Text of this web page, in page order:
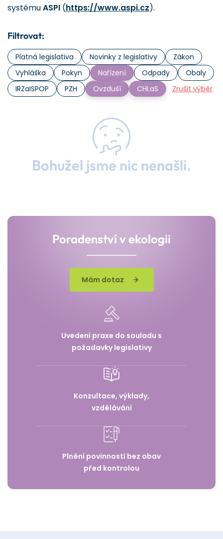
systémuASPI (https://www.aspi.cz).
Filtrovat:
Platná legislativa Novinky z legislativy
Zákon
Vyhláška
Pokyn Nařízení Odpady
Obaly
IRZaISPOP
PZH Ovzduší CHLaS Zrušit výběr
Bohužel jsme nic nenašli.
Poradenství v ekologii
Mám dotaz
Uvedení praxe do souladu s
požadavky legislativy
Konzultace, výklady,
vzdělávání
Plnění povinností bez obav
před kontrolou